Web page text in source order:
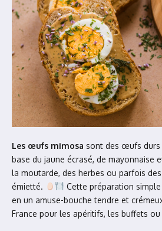
Les œufs mimosa sont des œufs durs
base du jaune écrasé, de mayonnaise
la moutarde, des herbes ou parfois
émietté.
Cette préparation
en un amuse-bouche tendre et
France pour les apéritifs, les buffets